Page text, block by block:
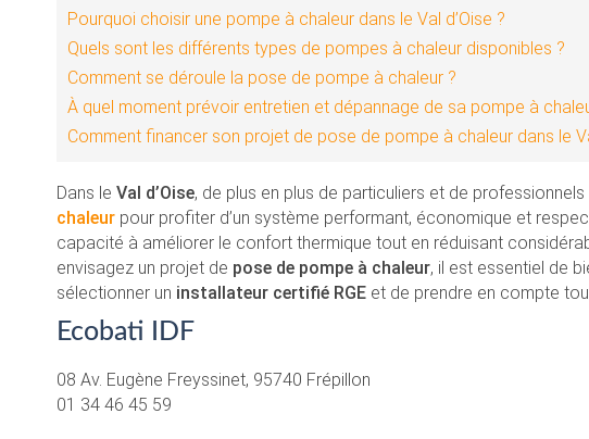
Pourquoi choisir une pompe à chaleur dans le Val d’Oise ?
Quels sont les différents types de pompes à chaleur disponibles ?
Comment se déroule la pose de pompe à chaleur ?
À quel moment prévoir entretien et dépannage de sa pompe à
Comment financer son projet de pose de pompe à chaleur dans le
Dans le Val d’Oise, de plus en plus de particuliers et de professionnels
chaleur pour profiter d’un système performant, économique et
capacité à améliorer le confort thermique tout en réduisant
envisagez un projet de pose de pompe à chaleur, il est essentiel de
sélectionner un installateur certifié RGE et de prendre en compte
Ecobati IDF
08 Av. Eugène Freyssinet, 95740 Frépillon
01 34 46 45 59